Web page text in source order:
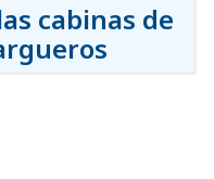
cabinas de